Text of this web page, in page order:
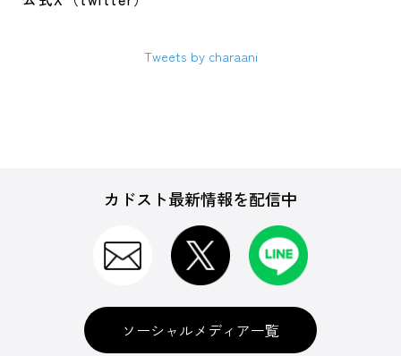
Tweets by charaani
カドスト最新情報を配信中
ソーシャルメディア一覧